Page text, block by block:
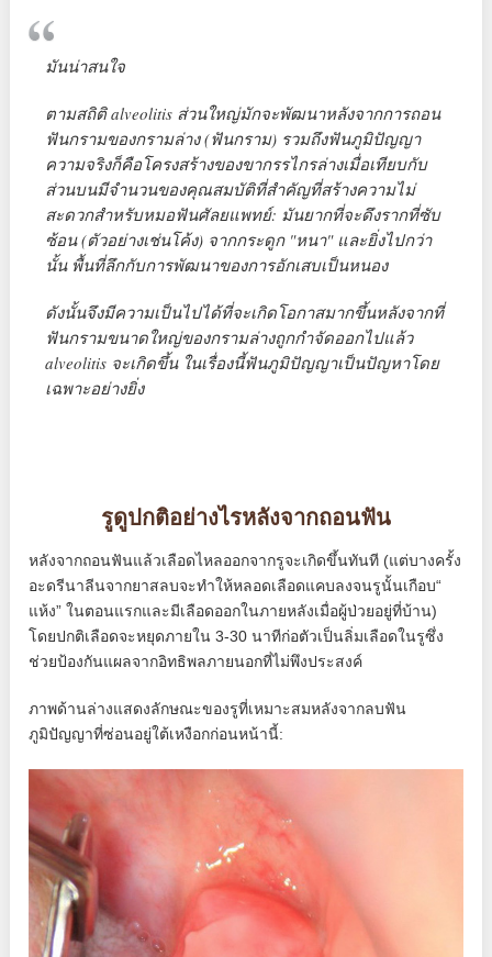
มันน่าสนใจ
ตามสถิติ alveolitis ส่วนใหญ่มักจะพัฒนาหลังจากการถอน
ฟันกรามของกรามล่าง (ฟันกราม) รวมถึงฟันภูมิปัญญา
ความจริงก็คือโครงสร้างของขากรรไกรล่างเมื่อเทียบกับ
ส่วนบนมีจำนวนของคุณสมบัติที่สำคัญที่สร้างความไม่
สะดวกสำหรับหมอฟันศัลยแพทย์: มันยากที่จะดึงรากที่ซับ
ซ้อน (ตัวอย่างเช่นโค้ง) จากกระดูก "หนา" และยิ่งไปกว่า
นั้น พื้นที่ลึกกับการพัฒนาของการอักเสบเป็นหนอง
ดังนั้นจึงมีความเป็นไปได้ที่จะเกิดโอกาสมากขึ้นหลังจากที่
ฟันกรามขนาดใหญ่ของกรามล่างถูกกำจัดออกไปแล้ว
alveolitis จะเกิดขึ้น ในเรื่องนี้ฟันภูมิปัญญาเป็นปัญหาโดย
เฉพาะอย่างยิ่ง
รูดูปกติอย่างไรหลังจากถอนฟัน
หลังจากถอนฟันแล้วเลือดไหลออกจากรูจะเกิดขึ้นทันที (แต่บางครั้ง
อะดรีนาลีนจากยาสลบจะทำให้หลอดเลือดแคบลงจนรูนั้นเกือบ“
แห้ง” ในตอนแรกและมีเลือดออกในภายหลังเมื่อผู้ป่วยอยู่ที่บ้าน)
โดยปกติเลือดจะหยุดภายใน 3-30 นาทีก่อตัวเป็นลิ่มเลือดในรูซึ่ง
ช่วยป้องกันแผลจากอิทธิพลภายนอกที่ไม่พึงประสงค์
ภาพด้านล่างแสดงลักษณะของรูที่เหมาะสมหลังจากลบฟัน
ภูมิปัญญาที่ซ่อนอยู่ใต้เหงือกก่อนหน้านี้: